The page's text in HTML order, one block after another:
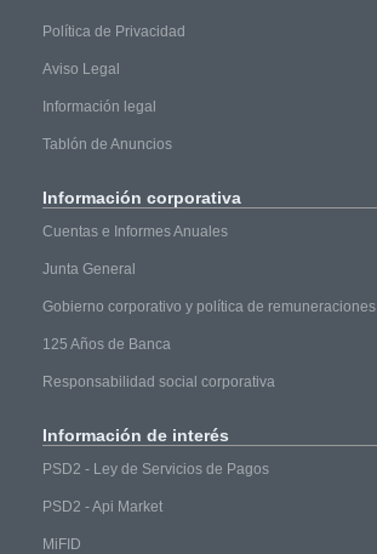
Política de Privacidad
Aviso Legal
Información legal
Tablón de Anuncios
Información corporativa
Cuentas e Informes Anuales
Junta General
Gobierno corporativo y política de remuneraciones
125 Años de Banca
Responsabilidad social corporativa
Información de interés
PSD2 - Ley de Servicios de Pagos
PSD2 - Api Market
MiFID